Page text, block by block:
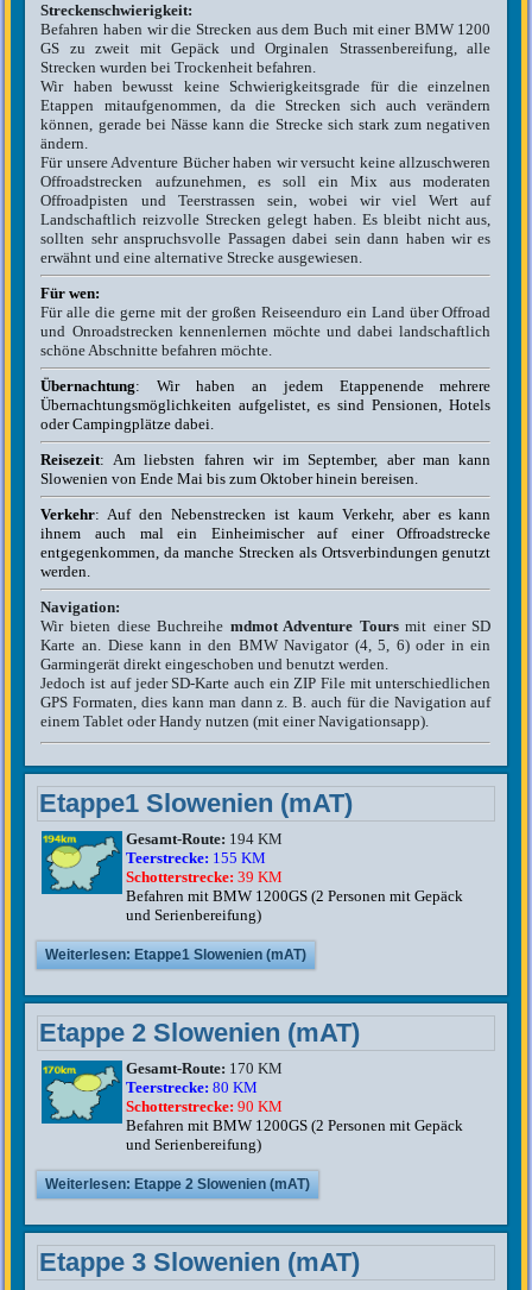
Streckenschwierigkeit:
Befahren haben wir die Strecken aus dem Buch mit einer BMW 1200
GS zu zweit mit Gepäck und Orginalen Strassenbereifung, alle
Strecken wurden bei Trockenheit befahren.
Wir haben bewusst keine Schwierigkeitsgrade für die einzelnen
Etappen mitaufgenommen, da die Strecken sich auch verändern
können, gerade bei Nässe kann die Strecke sich stark zum negativen
ändern.
Für unsere Adventure Bücher haben wir versucht keine allzuschweren
Offroadstrecken aufzunehmen, es soll ein Mix aus moderaten
Offroadpisten und Teerstrassen sein, wobei wir viel Wert auf
Landschaftlich reizvolle Strecken gelegt haben. Es bleibt nicht aus,
sollten sehr anspruchsvolle Passagen dabei sein dann haben wir es
erwähnt und eine alternative Strecke ausgewiesen.
Für wen:
Für alle die gerne mit der großen Reiseenduro ein Land über Offroad
und Onroadstrecken kennenlernen möchte und dabei landschaftlich
schöne Abschnitte befahren möchte.
Übernachtung: Wir haben an jedem Etappenende mehrere
Übernachtungsmöglichkeiten aufgelistet, es sind Pensionen, Hotels
oder Campingplätze dabei.
Reisezeit: Am liebsten fahren wir im September, aber man kann
Slowenien von Ende Mai bis zum Oktober hinein bereisen.
Verkehr: Auf den Nebenstrecken ist kaum Verkehr, aber es kann
ihnem auch mal ein Einheimischer auf einer Offroadstrecke
entgegenkommen, da manche Strecken als Ortsverbindungen genutzt
werden.
Navigation:
Wir bieten diese Buchreihe mdmot Adventure Toursmit einer SD
Karte an. Diese kann in den BMW Navigator (4, 5, 6) oder in ein
Garmingerät direkt eingeschoben und benutzt werden.
Jedoch ist auf jeder SD-Karte auch ein ZIP File mit unterschiedlichen
GPS Formaten, dies kann man dann z. B. auch für die Navigation auf
einem Tablet oder Handy nutzen (mit einer Navigationsapp).
Etappe1 Slowenien (mAT)
Gesamt-Route: 194 KM
Teerstrecke: 155 KM
Schotterstrecke: 39 KM
Befahren mit BMW 1200GS (2 Personen mit Gepäck
und Serienbereifung)
Weiterlesen: Etappe1 Slowenien (mAT)
Etappe 2 Slowenien (mAT)
Gesamt-Route: 170 KM
Teerstrecke: 80 KM
Schotterstrecke: 90 KM
Befahren mit BMW 1200GS (2 Personen mit Gepäck
und Serienbereifung)
Weiterlesen: Etappe 2 Slowenien (mAT)
Etappe 3 Slowenien (mAT)